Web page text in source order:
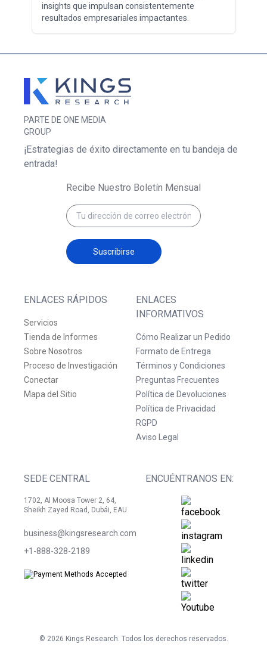
insights que impulsan consistentemente
resultados empresariales impactantes.
PARTE DE ONE MEDIA
GROUP
ENLACES RÁPIDOS
Servicios
Tienda de Informes
Sobre Nosotros
Proceso de Investigación
Conectar
Mapa del Sitio
ENLACES
INFORMATIVOS
Cómo Realizar un Pedido
Formato de Entrega
Términos y Condiciones
Preguntas Frecuentes
Política de Devoluciones
Política de Privacidad
RGPD
Aviso Legal
SEDE CENTRAL
1702, Al Moosa Tower 2, 64,
Sheikh Zayed Road, Dubái, EAU
business@kingsresearch.com
+1-888-328-2189
ENCUÉNTRANOS EN:
¡Estrategias de éxito directamente en tu bandeja de
entrada!
Recibe Nuestro Boletín Mensual
Suscribirse
© 2026 Kings Research. Todos los derechos reservados.